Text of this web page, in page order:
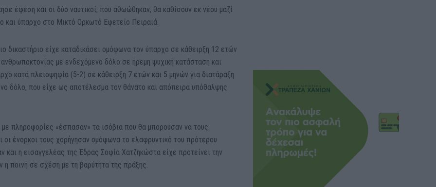
έφεση και οι δύο ναυτικοί, που αθωώθηκαν, θα καθίσουν εκ νέου μαζί
και ύπαρχο στο Μικτό Ορκωτό Εφετείο Πειραιά.
δικαστήριο είχε καταδικάσει ομόφωνα τον ύπαρχο σε κάθειρξη 12 ετών
με ενδεχόμενο δόλο σε ήρεμη ψυχική κατάσταση και
κατά πλειοψηφία (5-2) σε κάθειρξη 7 ετών και 5 μηνών για διατάραξη
δόλο, που είχε ως αποτέλεσμα τον θάνατο και απόπειρα υπόθαλψης
πληροφορίες «έσπασαν» τα ισόβια που θα μπορούσαν να τους
οι ένορκοι τους χορήγησαν ομόφωνα το ελαφρυντικό του πρότερου
και η εισαγγελέας της Έδρας Σοφία Χατζηκώστα είχε προτείνει την
ποινή σε σχέση με τη βαρύτητα της πράξης.